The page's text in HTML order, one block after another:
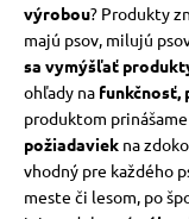
výrobou? Produkty
majú psov, milujú
sa vymýšľať
ohľady na funkčnosť,
produktom
požiadaviekna
vhodný pre každého
meste či lesom, po